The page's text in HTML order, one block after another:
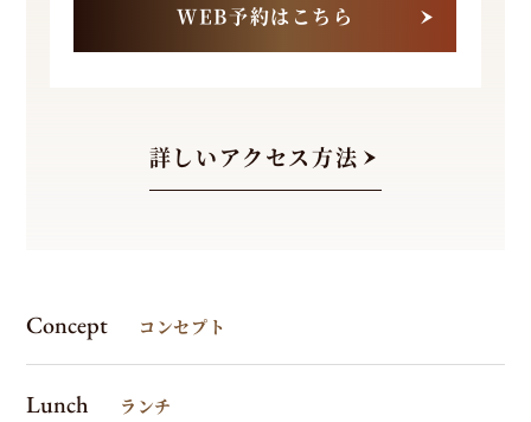
WEB予約はこちら
詳しいアクセス方法
Concept コンセプト
Lunch ランチ